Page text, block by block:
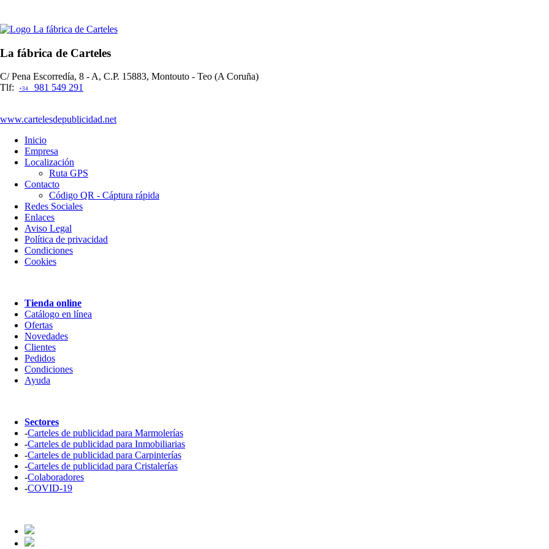
La fábrica de Carteles
C/ Pena Escorredía, 8 - A, C.P. 15883, Montouto - Teo (A Coruña)
Tlf:
+34 981 549 291
www.cartelesdepublicidad.net
Inicio
Empresa
Localización
Ruta GPS
Contacto
Código QR - Cáptura rápida
Redes Sociales
Enlaces
Aviso Legal
Política de privacidad
Condiciones
Cookies
Tienda online
Catálogo en línea
Ofertas
Novedades
Clientes
Pedidos
Condiciones
Ayuda
Sectores
-Carteles de publicidad para Marmolerías
-Carteles de publicidad para Inmobiliarias
-Carteles de publicidad para Carpinterías
-Carteles de publicidad para Cristalerías
-Colaboradores
-COVID-19